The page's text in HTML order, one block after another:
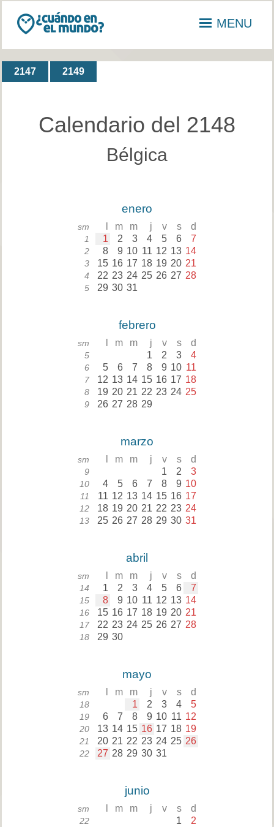
MENU
2147 2149
Calendario del 2148
Bélgica
enero
sm m m j v s d
1 1 2 3 4 5 6 7
2 8 9 10 11 12 13 14
3 15 16 17 18 19 20 21
4 22 23 24 25 26 27 28
5 29 30 31
febrero
sm m m j v s d
5 1 2 3 4
6 5 6 7 8 9 10 11
7 12 13 14 15 16 17 18
8 19 20 21 22 23 24 25
9 26 27 28 29
marzo
sm m m j v s d
9 1 2 3
10 4 5 6 7 8 9 10
11 11 12 13 14 15 16 17
12 18 19 20 21 22 23 24
13 25 26 27 28 29 30 31
abril
sm m m j v s d
14 1 2 3 4 5 6 7
15 8 9 10 11 12 13 14
16 15 16 17 18 19 20 21
17 22 23 24 25 26 27 28
18 29 30
mayo
sm m m j v s d
18 1 2 3 4 5
19 6 7 8 9 10 11 12
20 13 14 15 16 17 18 19
21 20 21 22 23 24 25 26
22 27 28 29 30 31
junio
sm m m j v s d
22 1 2